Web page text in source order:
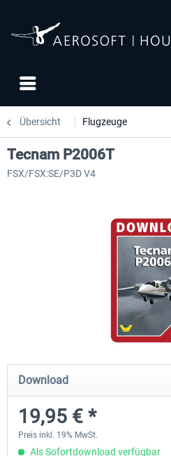
Übersicht Flugzeuge
Airbus Bundle
52,33 € *
Tecnam P2006T
FSX/FSX:SE/P3D V4
Download
19,95 € *
Preis inkl. 19% MwSt.
Als Sofortdownload verfügbar